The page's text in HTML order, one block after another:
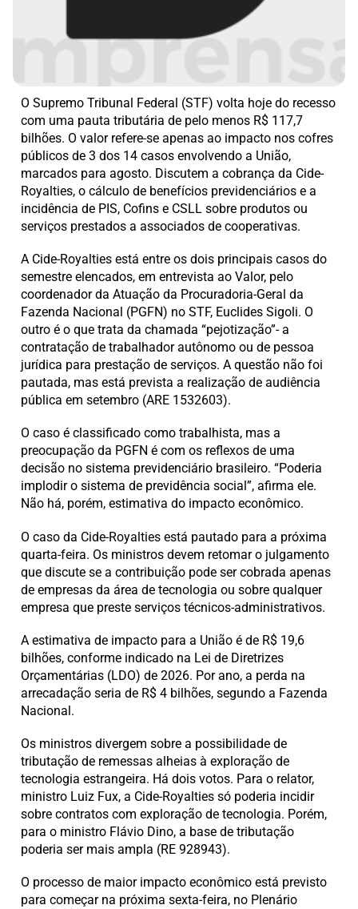
O Supremo Tribunal Federal (STF) volta hoje do recesso
com uma pauta tributária de pelo menos R$ 117,7
bilhões. O valor refere-se apenas ao impacto nos cofres
públicos de 3 dos 14 casos envolvendo a União,
marcados para agosto. Discutem a cobrança da Cide-
Royalties, o cálculo de benefícios previdenciários e a
incidência de PIS, Cofins e CSLL sobre produtos ou
serviços prestados a associados de cooperativas.
A Cide-Royalties está entre os dois principais casos do
semestre elencados, em entrevista ao Valor, pelo
coordenador da Atuação da Procuradoria-Geral da
Fazenda Nacional (PGFN) no STF, Euclides Sigoli. O
outro é o que trata da chamada “pejotização”- a
contratação de trabalhador autônomo ou de pessoa
jurídica para prestação de serviços. A questão não foi
pautada, mas está prevista a realização de audiência
pública em setembro (ARE 1532603).
O caso é classificado como trabalhista, mas a
preocupação da PGFN é com os reflexos de uma
decisão no sistema previdenciário brasileiro. “Poderia
implodir o sistema de previdência social”, afirma ele.
Não há, porém, estimativa do impacto econômico.
O caso da Cide-Royalties está pautado para a próxima
quarta-feira. Os ministros devem retomar o julgamento
que discute se a contribuição pode ser cobrada apenas
de empresas da área de tecnologia ou sobre qualquer
empresa que preste serviços técnicos-administrativos.
A estimativa de impacto para a União é de R$ 19,6
bilhões, conforme indicado na Lei de Diretrizes
Orçamentárias (LDO) de 2026. Por ano, a perda na
arrecadação seria de R$ 4 bilhões, segundo a Fazenda
Nacional.
Os ministros divergem sobre a possibilidade de
tributação de remessas alheias à exploração de
tecnologia estrangeira. Há dois votos. Para o relator,
ministro Luiz Fux, a Cide-Royalties só poderia incidir
sobre contratos com exploração de tecnologia. Porém,
para o ministro Flávio Dino, a base de tributação
poderia ser mais ampla (RE 928943).
O processo de maior impacto econômico está previsto
para começar na próxima sexta-feira, no Plenário